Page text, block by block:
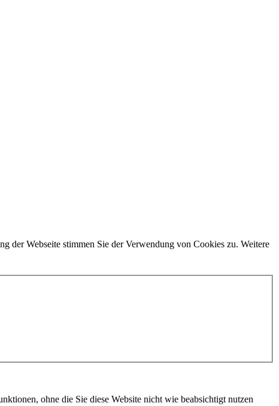
der Webseite stimmen Sie der Verwendung von Cookies zu. Weitere
ohne die Sie diese Website nicht wie beabsichtigt nutzen